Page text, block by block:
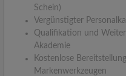
Schein)
Vergünstigter
Qualifikation und
Akademie
Kostenlose
Markenwerkzeugen